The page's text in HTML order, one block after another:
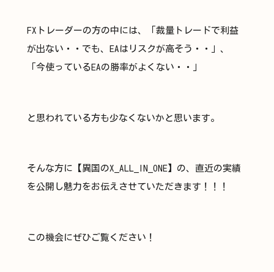
FXトレーダーの方の中には、「裁量トレードで利益
が出ない・・でも、EAはリスクが高そう・・」、
「今使っているEAの勝率がよくない・・」
と思われている方も少なくないかと思います。​
そんな方に【異国のX_ALL_IN_ONE】の、直近の実績
を公開し魅力をお伝えさせていただきます！！！
この機会にぜひご覧ください！